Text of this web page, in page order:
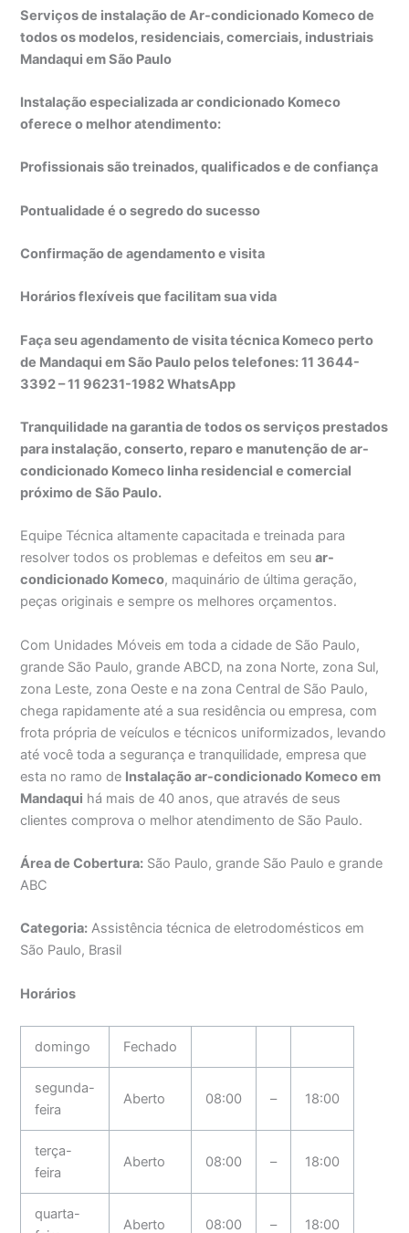
Serviços de instalação de Ar-condicionado Komeco de
todos os modelos, residenciais, comerciais, industriais
Mandaqui em São Paulo
Instalação especializada ar condicionado Komeco
oferece o melhor atendimento:
Profissionais são treinados, qualificados e de confiança
Pontualidade é o segredo do sucesso
Confirmação de agendamento e visita
Horários flexíveis que facilitam sua vida
Faça seu agendamento de visita técnica Komeco perto
de Mandaqui em São Paulo pelos telefones: 11 3644-
3392 – 11 96231-1982 WhatsApp
Tranquilidade na garantia de todos os serviços prestados
para instalação, conserto, reparo e manutenção de ar-
condicionado Komeco linha residencial e comercial
próximo de São Paulo.
Equipe Técnica altamente capacitada e treinada para
resolver todos os problemas e defeitos em seuar-
condicionado Komeco, maquinário de última geração,
peças originais e sempre os melhores orçamentos.
Com Unidades Móveis em toda a cidade de São Paulo,
grande São Paulo, grande ABCD, na zona Norte, zona Sul,
zona Leste, zona Oeste e na zona Central de São Paulo,
chega rapidamente até a sua residência ou empresa, com
frota própria de veículos e técnicos uniformizados, levando
até você toda a segurança e tranquilidade, empresa que
esta no ramo de Instalação ar-condicionado Komeco em
Mandaqui há mais de 40 anos, que através de seus
clientes comprova o melhor atendimento de São Paulo.
Área de Cobertura: São Paulo, grande São Paulo e grande
ABC
Categoria: Assistência técnica de eletrodomésticos em
São Paulo, Brasil
Horários
domingo Fechado
segunda-
feira
Aberto 08:00 – 18:00
terça-
feira
Aberto 08:00 – 18:00
quarta-
Aberto 08:00 – 18:00